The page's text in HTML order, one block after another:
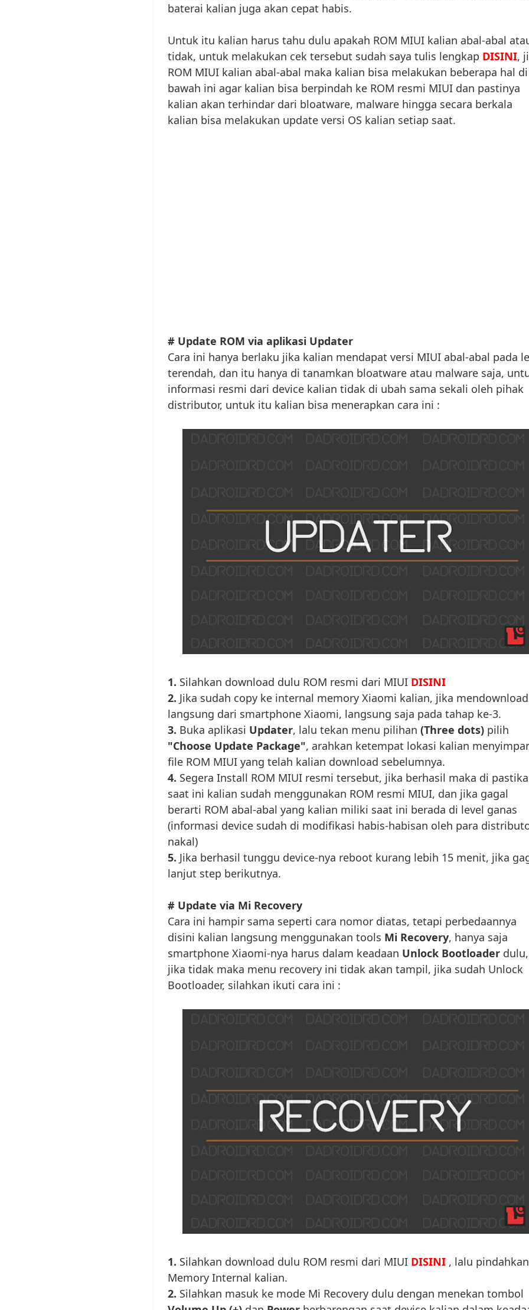
baterai kalian juga akan cepat habis.
Untuk itu kalian harus tahu dulu apakah ROM MIUI kalian abal-abal
tidak, untuk melakukan cek tersebut sudah saya tulis lengkap DISINI,
ROM MIUI kalian abal-abal maka kalian bisa melakukan beberapa hal di
bawah ini agar kalian bisa berpindah ke ROM resmi MIUI dan pastinya
kalian akan terhindar dari bloatware, malware hingga secara berkala
kalian bisa melakukan update versi OS kalian setiap saat.
# Update ROM via aplikasi Updater
Cara ini hanya berlaku jika kalian mendapat versi MIUI abal-abal pada
terendah, dan itu hanya di tanamkan bloatware atau malware saja,
informasi resmi dari device kalian tidak di ubah sama sekali oleh pihak
distributor, untuk itu kalian bisa menerapkan cara ini :
1. Silahkan download dulu ROM resmi dari MIUI DISINI
2. Jika sudah copy ke internal memory Xiaomi kalian, jika mendownload
langsung dari smartphone Xiaomi, langsung saja pada tahap ke-3.
3. Buka aplikasi Updater, lalu tekan menu pilihan (Three dots) pilih
"Choose Update Package", arahkan ketempat lokasi kalian
file ROM MIUI yang telah kalian download sebelumnya.
4. Segera Install ROM MIUI resmi tersebut, jika berhasil maka di
saat ini kalian sudah menggunakan ROM resmi MIUI, dan jika gagal
berarti ROM abal-abal yang kalian miliki saat ini berada di level ganas
(informasi device sudah di modifikasi habis-habisan oleh para
nakal)
5. Jika berhasil tunggu device-nya reboot kurang lebih 15 menit, jika
lanjut step berikutnya.
# Update via Mi Recovery
Cara ini hampir sama seperti cara nomor diatas, tetapi perbedaannya
disini kalian langsung menggunakan tools Mi Recovery, hanya saja
smartphone Xiaomi-nya harus dalam keadaan Unlock Bootloader dulu,
jika tidak maka menu recovery ini tidak akan tampil, jika sudah Unlock
Bootloader, silahkan ikuti cara ini :
1. Silahkan download dulu ROM resmi dari MIUI DISINI , lalu
Memory Internal kalian.
2. Silahkan masuk ke mode Mi Recovery dulu dengan menekan tombol